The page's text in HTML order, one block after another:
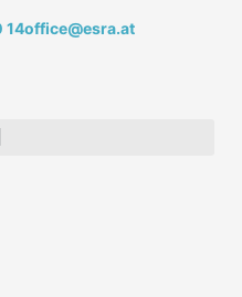
14office@esra.at